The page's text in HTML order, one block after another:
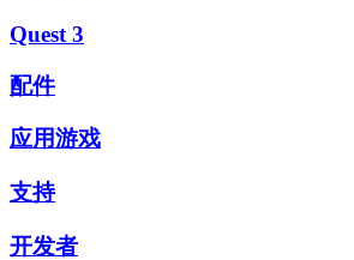
Quest 3
配件
应用游戏
支持
开发者